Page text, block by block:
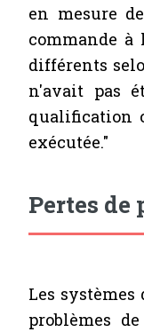
en mesure
commande à
différents
n'avait pas
qualification
exécutée."
Pertes de
Les
problèmes